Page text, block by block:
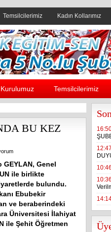
Temsilcilerimiz Kadın Kollarımız
Temsilcilerimiz
BU KEZ
GEYLAN, Genel
ile birlikte
bulundu.
Ebubekir
ve beraberindeki
Üniversitesi İlahiyat
ile Şehit Öğretmen
12:47
10:46
10:36